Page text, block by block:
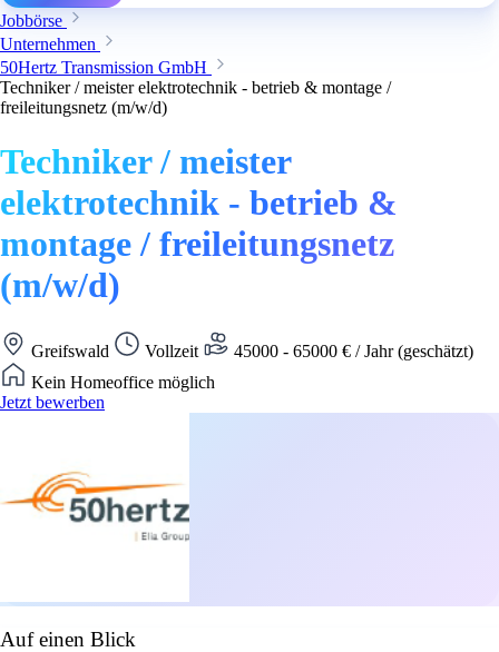
Jobbörse
Unternehmen
50Hertz Transmission GmbH
Techniker / meister elektrotechnik - betrieb & montage /
freileitungsnetz (m/w/d)
Techniker / meister
elektrotechnik - betrieb &
montage / freileitungsnetz
(m/w/d)
Greifswald Vollzeit
45000 - 65000 € / Jahr (geschätzt)
Kein Homeoffice möglich
Jetzt bewerben
Auf einen Blick